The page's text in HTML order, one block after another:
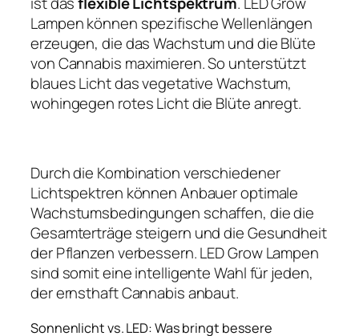
Lampen können spezifische Wellenlängen
erzeugen, die das Wachstum und die Blüte
von Cannabis maximieren. So unterstützt
blaues Licht das vegetative Wachstum,
wohingegen rotes Licht die Blüte anregt.
Durch die Kombination verschiedener
Lichtspektren können Anbauer optimale
Wachstumsbedingungen schaffen, die die
Gesamterträge steigern und die Gesundheit
der Pflanzen verbessern. LED Grow Lampen
sind somit eine intelligente Wahl für jeden,
der ernsthaft Cannabis anbaut.
Sonnenlicht vs. LED: Was bringt bessere